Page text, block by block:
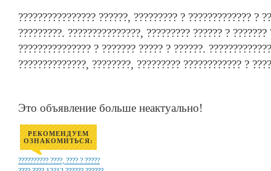
???????????????? ??????, ????????? ? ????????????? ?
?????????. ???????????????, ????????? ?????? ?
??????????????? ? ??????? ????? ? ??????.
??????????????, ????????, ????????? ???????????? ?
Это объявление больше неактуально!
РЕКОМЕНДУЕМ
ОЗНАКОМИТЬСЯ:
?????????? ????, ???? ? ?????